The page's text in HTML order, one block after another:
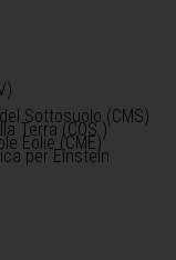
Sottosuolo (CMS)
Terra (COS )
Eolie (CME)
per Einstein